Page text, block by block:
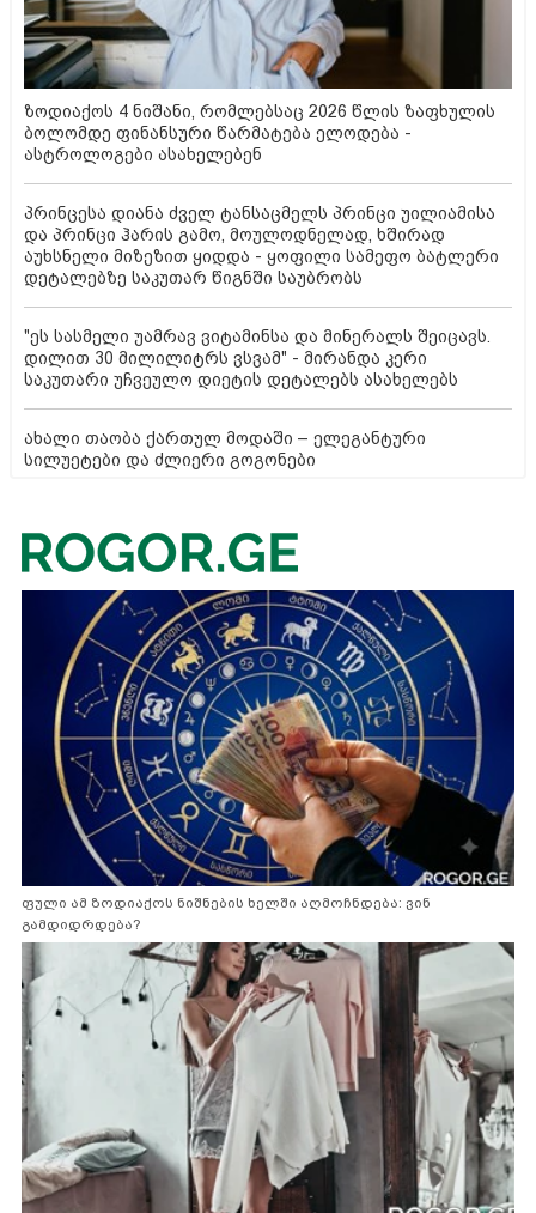
ზოდიაქოს 4 ნიშანი, რომლებსაც 2026 წლის ზაფხულის
ბოლომდე ფინანსური წარმატება ელოდება -
ასტროლოგები ასახელებენ
პრინცესა დიანა ძველ ტანსაცმელს პრინცი უილიამისა
და პრინცი ჰარის გამო, მოულოდნელად, ხშირად
აუხსნელი მიზეზით ყიდდა - ყოფილი სამეფო ბატლერი
დეტალებზე საკუთარ წიგნში საუბრობს
"ეს სასმელი უამრავ ვიტამინსა და მინერალს შეიცავს.
დილით 30 მილილიტრს ვსვამ" - მირანდა კერი
საკუთარი უჩვეულო დიეტის დეტალებს ასახელებს
ახალი თაობა ქართულ მოდაში – ელეგანტური
სილუეტები და ძლიერი გოგონები
ფული ამ ზოდიაქოს ნიშნების ხელში აღმოჩნდება: ვინ
გამდიდრდება?